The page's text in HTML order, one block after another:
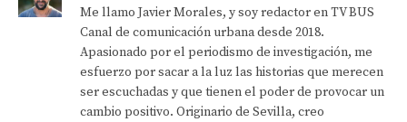
Me llamo Javier Morales, y soy redactor en TV BUS
Canal de comunicación urbana desde 2018.
Apasionado por el periodismo de investigación, me
esfuerzo por sacar a la luz las historias que merecen
ser escuchadas y que tienen el poder de provocar un
cambio positivo. Originario de Sevilla, creo